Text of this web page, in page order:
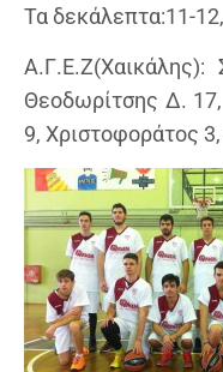
Τα δεκάλεπτα:11-
Θεοδωρίτσης Δ.
9, Χριστοφοράτος